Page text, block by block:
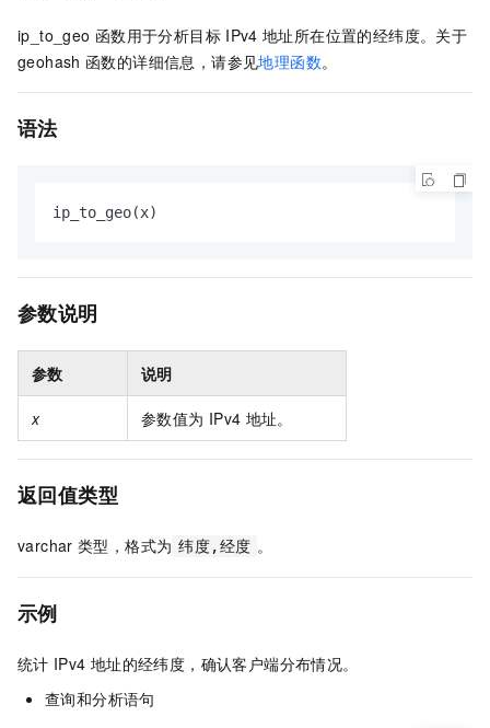
ip_to_geo 函数用于分析目标 IPv4 地址所在位置的经纬度。关于
geohash 函数的详细信息，请参见地理函数。
语法
ip_to_geo(x)
参数说明
参数 说明
x 参数值为 IPv4 地址。
返回值类型
varchar 类型，格式为 纬度,经度 。
示例
统计 IPv4 地址的经纬度，确认客户端分布情况。
查询和分析语句